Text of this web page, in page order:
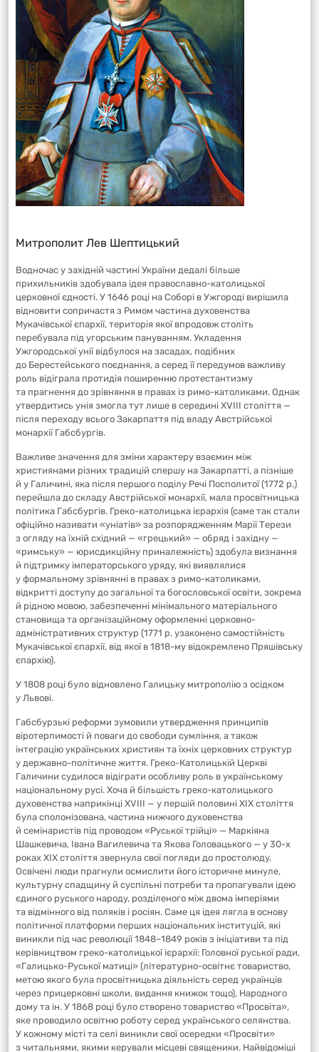
Митрополит Лев Шептицький
Водночас у західній частині України дедалі більше
прихильників здобувала ідея православно-католицької
церковної єдності. У 1646 році на Соборі в Ужгороді вирішила
відновити сопричастя з Римом частина духовенства
Мукачівської єпархії, територія якої впродовж століть
перебувала під угорським пануванням. Укладення
Ужгородської унії відбулося на засадах, подібних
до Берестейського поєднання, а серед її передумов важливу
роль відіграла протидія поширенню протестантизму
та прагнення до зрівняння в правах із римо-католиками. Однак
утвердитись унія змогла тут лише в середині XVIII століття —
після переходу всього Закарпаття під владу Австрійської
монархії Габсбургів.
Важливе значення для зміни характеру взаємин між
християнами різних традицій спершу на Закарпатті, а пізніше
й у Галичині, яка після першого поділу Речі Посполитої (1772 р.)
перейшла до складу Австрійської монархії, мала просвітницька
політика Габсбургів. Греко-католицька ієрархія (саме так стали
офіційно називати «уніатів» за розпорядженням Марії Терези
з огляду на їхній східний — «грецький» — обряд і західну —
«римську» — юрисдикційну приналежність) здобула визнання
й підтримку імператорського уряду, які виявлялися
у формальному зрівнянні в правах з римо-католиками,
відкритті доступу до загальної та богословської освіти, зокрема
й рідною мовою, забезпеченні мінімального матеріального
становища та організаційному оформленні церковно-
адміністративних структур (1771 р. узаконено самостійність
Мукачівської єпархії, від якої в 1818-му відокремлено Пряшівську
єпархію).
У 1808 році було відновлено Галицьку митрополію з осідком
у Львові.
Габсбурзькі реформи зумовили утвердження принципів
віротерпимості й поваги до свободи сумління, а також
інтеграцію українських християн та їхніх церковних структур
у державно-політичне життя. Греко-Католицькій Церкві
Галичини судилося відіграти особливу роль в українському
національному русі. Хоча й більшість греко-католицького
духовенства наприкінці XVIII — у першій половині XIX століття
була сполонізована, частина нижчого духовенства
й семінаристів під проводом «Руської трійці» — Маркіяна
Шашкевича, Івана Вагилевича та Якова Головацького — у 30-х
роках XIX століття звернула свої погляди до простолюду.
Освічені люди прагнули осмислити його історичне минуле,
культурну спадщину й суспільні потреби та пропагували ідею
єдиного руського народу, розділеного між двома імперіями
та відмінного від поляків і росіян. Саме ця ідея лягла в основу
політичної платформи перших національних інституцій, які
виникли під час революції 1848–1849 років з ініціативи та під
керівництвом греко-католицької ієрархії: Головної руської ради,
«Галицько-Руської матиці» (літературно-освітнє товариство,
метою якого була просвітницька діяльність серед українців
через прицерковні школи, видання книжок тощо), Народного
дому та ін. У 1868 році було створено товариство «Просвіта»,
яке проводило освітню роботу серед українського селянства.
У кожному місті та селі виникли свої осередки «Просвіти»
з читальнями, якими керували місцеві священики. Найвідоміші